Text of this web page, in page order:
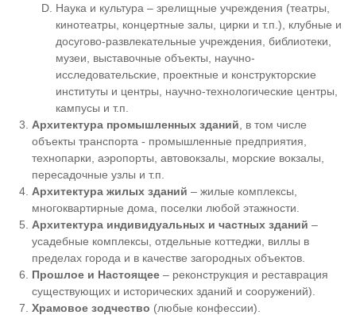
Наука и культура – зрелищные учреждения (театры,
кинотеатры, концертные залы, цирки и т.п.), клубные и
досугово-развлекательные учреждения, библиотеки,
музеи, выставочные объекты, научно-
исследовательские, проектные и конструкторские
институты и центры, научно-технологические центры,
кампусы и т.п.
Архитектура промышленных зданий , в том числе
объекты транспорта - промышленные предприятия,
технопарки, аэропорты, автовокзалы, морские вокзалы,
пересадочные узлы и т.п.
Архитектура жилых зданий – жилые комплексы,
многоквартирные дома, поселки любой этажности.
Архитектура индивидуальных и частных зданий –
усадебные комплексы, отдельные коттеджи, виллы в
пределах города и в качестве загородных объектов.
Прошлое и Настоящее – реконструкция и реставрация
существующих и исторических зданий и сооружений).
Храмовое зодчество (любые конфессии).